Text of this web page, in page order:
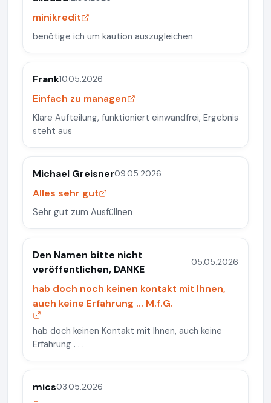
minikredit
benötige ich um kaution auszugleichen
Frank10.05.2026
Einfach zu managen
Kläre Aufteilung, funktioniert einwandfrei, Ergebnis
steht aus
Michael Greisner09.05.2026
Alles sehr gut
Sehr gut zum Ausfüllnen
Den Namen bitte nicht
veröffentlichen, DANKE
05.05.2026
hab doch noch keinen kontakt mit Ihnen,
auch keine Erfahrung ... M.f.G.
hab doch keinen Kontakt mit Ihnen, auch keine
Erfahrung . . .
mics03.05.2026